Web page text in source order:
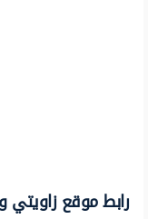
رابط موقع زاويتي